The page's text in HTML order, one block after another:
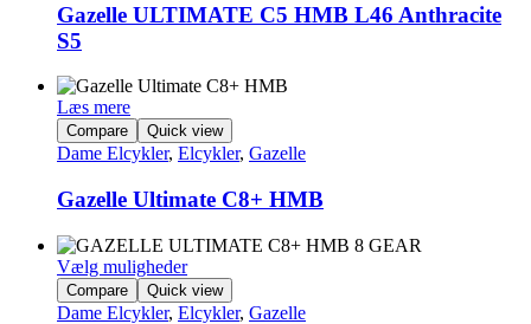
Gazelle ULTIMATE C5 HMB L46 Anthracite
S5
Læs mere
Compare Quick view
Dame Elcykler, Elcykler, Gazelle
Gazelle Ultimate C8+ HMB
Vælg muligheder
Dette
vare
Compare Quick view
Dame Elcykler, Elcykler, Gazelle